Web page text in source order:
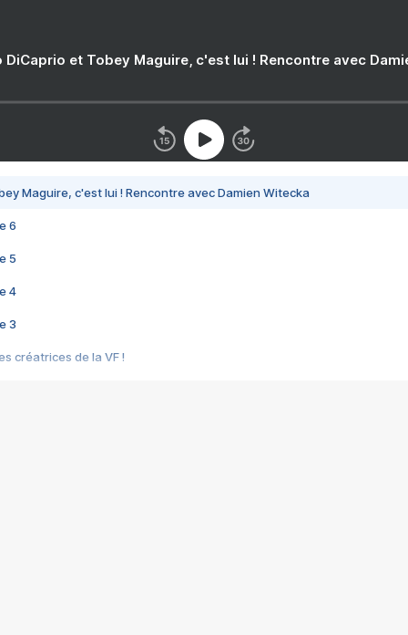
DiCaprio et Tobey Maguire, c'est lui ! Rencontre avec
Maguire, c'est lui ! Rencontre avec Damien Witecka
6
5
4
3
créatrices de la VF !